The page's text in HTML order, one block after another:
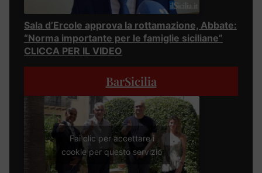
Sala d’Ercole approva la rottamazione, Abbate:
“Norma importante per le famiglie siciliane”
CLICCA PER IL VIDEO
BarSicilia
Fai clic per accettare i
cookie per questo servizio